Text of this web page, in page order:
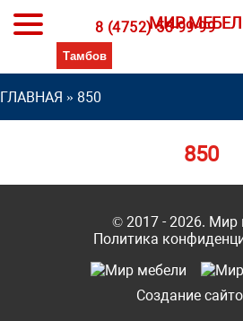
МИР
8 (4752) 53-99-99
ГЛАВНАЯ » 850
850
© 2017 - 2026. Мир
Политика
Cоздание